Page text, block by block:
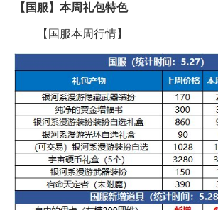
【国服】本周礼包特色
【国服本周行情】